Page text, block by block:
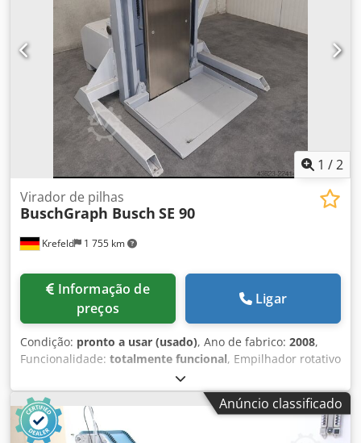
1 /2
Krefeld 1 755 km
Virador de pilhas
BuschGraph Busch SE 90
preços
Ligar
Condição: pronto a usar (usado), Ano de fabrico: 2008,
Funcionalidade: totalmente funcional, Empilhador rotativo
BuschGraph Busch SE 90, apenas para rotação (sem
sistema de ventilação) Dcsdpfx Abjzpa Uqsrek com painel
de controlo fixo Formato máximo da pilha: 600 x 750 mm
Altura máxima da pilha: 1200 mm Altura mínima da pilha:
Anúncio classificado